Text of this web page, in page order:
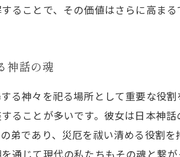
ることで、その価値はさらに高まる
神話の魂
神々を祀る場所として重要な役
ることが多いです。彼女は日本神
弟であり、災厄を祓い清める役割
通じて現代の私たちもその魂と繋